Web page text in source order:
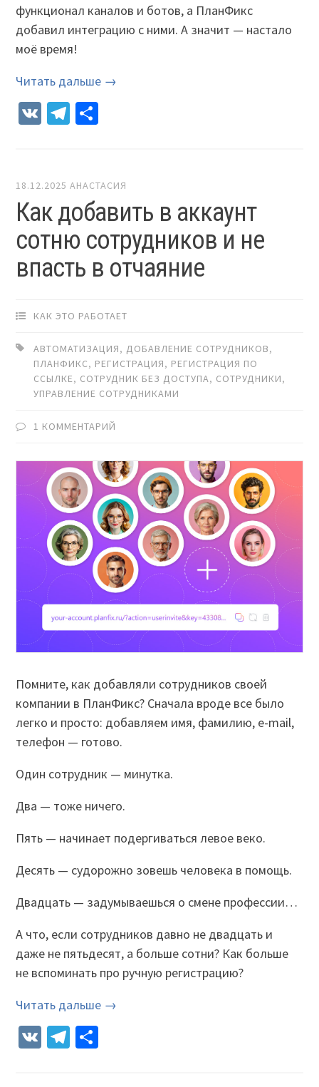
функционал каналов и ботов, а ПланФикс
добавил интеграцию с ними. А значит — настало
моё время!
Читать дальше →
VK Telegram
18.12.2025 АНАСТАСИЯ
Как добавить в аккаунт
сотню сотрудников и не
впасть в отчаяние
КАК ЭТО РАБОТАЕТ
АВТОМАТИЗАЦИЯ, ДОБАВЛЕНИЕ СОТРУДНИКОВ,
ПЛАНФИКС, РЕГИСТРАЦИЯ, РЕГИСТРАЦИЯ ПО
ССЫЛКЕ, СОТРУДНИК БЕЗ ДОСТУПА, СОТРУДНИКИ,
УПРАВЛЕНИЕ СОТРУДНИКАМИ
1 КОММЕНТАРИЙ
Помните, как добавляли сотрудников своей
компании в ПланФикс? Сначала вроде все было
легко и просто: добавляем имя, фамилию, e-mail,
телефон — готово.
Один сотрудник — минутка.
Два — тоже ничего.
Пять — начинает подергиваться левое веко.
Десять — судорожно зовешь человека в помощь.
Двадцать — задумываешься о смене профессии…
А что, если сотрудников давно не двадцать и
даже не пятьдесят, а больше сотни? Как больше
не вспоминать про ручную регистрацию?
Читать дальше →
VK Telegram